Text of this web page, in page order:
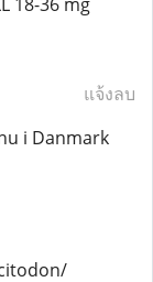
แจ้งลบ
i Danmark